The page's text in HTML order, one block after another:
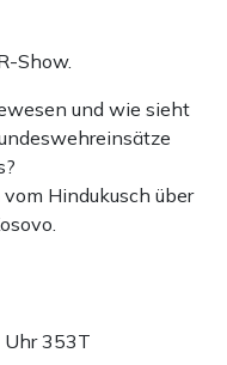
Show.
und wie sieht
Hindukusch über
Uhr353T